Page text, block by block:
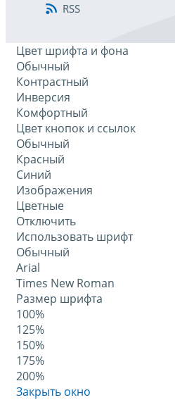
RSS
Цвет шрифта и фона
Обычный
Контрастный
Инверсия
Комфортный
Цвет кнопок и ссылок
Обычный
Красный
Синий
Изображения
Цветные
Отключить
Использовать шрифт
Обычный
Arial
Times New Roman
Размер шрифта
100%
125%
150%
175%
200%
Закрыть окно